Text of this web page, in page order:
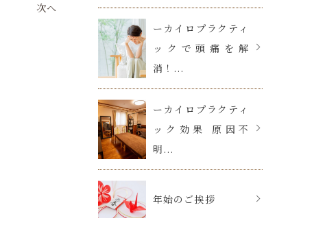
次へ
ーカイロプラクティ
ックで頭痛を解
消！...
ーカイロプラクティ
ック効果 原因不
明...
年始のご挨拶